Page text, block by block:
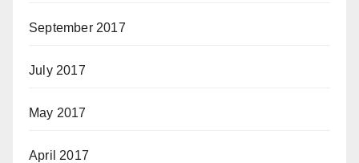
September 2017
July 2017
May 2017
April 2017